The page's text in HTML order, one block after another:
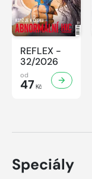
REFLEX -
32/2026
od
47 Kč
Speciály